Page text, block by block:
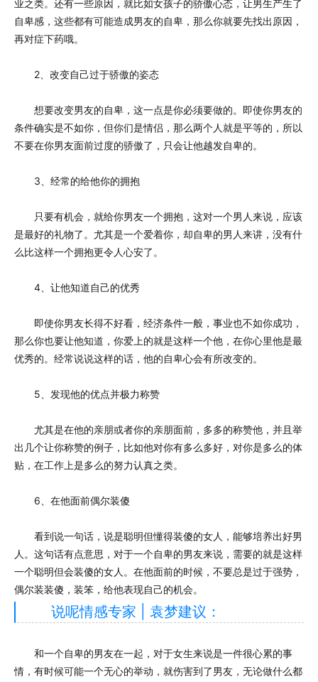
业之类。还有一些原因，就比如女孩子的骄傲心态，让男生产生了
自卑感，这些都有可能造成男友的自卑，那么你就要先找出原因，
再对症下药哦。
2、改变自己过于骄傲的姿态
想要改变男友的自卑，这一点是你必须要做的。即使你男友的
条件确实是不如你，但你们是情侣，那么两个人就是平等的，所以
不要在你男友面前过度的骄傲了，只会让他越发自卑的。
3、经常的给他你的拥抱
只要有机会，就给你男友一个拥抱，这对一个男人来说，应该
是最好的礼物了。尤其是一个爱着你，却自卑的男人来讲，没有什
么比这样一个拥抱更令人心安了。
4、让他知道自己的优秀
即使你男友长得不好看，经济条件一般，事业也不如你成功，
那么你也要让他知道，你爱上的就是这样一个他，在你心里他是最
优秀的。经常说说这样的话，他的自卑心会有所改变的。
5、发现他的优点并极力称赞
尤其是在他的亲朋或者你的亲朋面前，多多的称赞他，并且举
出几个让你称赞的例子，比如他对你有多么多好，对你是多么的体
贴，在工作上是多么的努力认真之类。
6、在他面前偶尔装傻
看到说一句话，说是聪明但懂得装傻的女人，能够培养出好男
人。这句话有点意思，对于一个自卑的男友来说，需要的就是这样
一个聪明但会装傻的女人。在他面前的时候，不要总是过于强势，
偶尔装装傻，装笨，给他表现自己的机会。
说呢情感专家 | 袁梦建议：
和一个自卑的男友在一起，对于女生来说是一件很心累的事
情，有时候可能一个无心的举动，就伤害到了男友，无论做什么都